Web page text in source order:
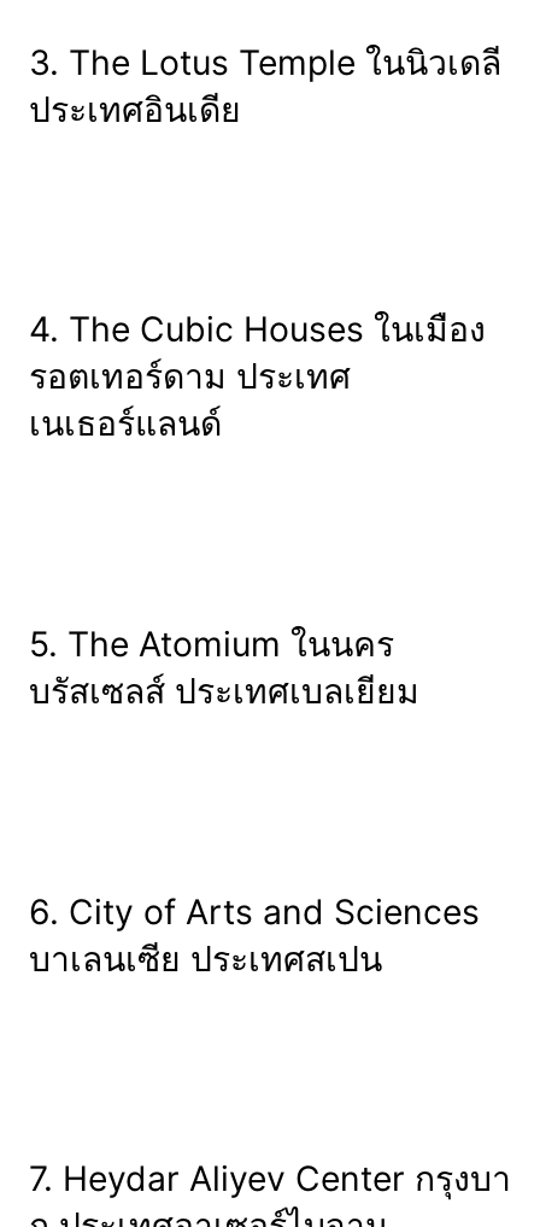
3. The Lotus Temple ในนิวเดลี
ประเทศอินเดีย
4. The Cubic Houses ในเมือง
รอตเทอร์ดาม ประเทศ
เนเธอร์แลนด์
5. The Atomium ในนคร
บรัสเซลส์ ประเทศเบลเยียม
6. City of Arts and Sciences
บาเลนเซีย ประเทศสเปน
7. Heydar Aliyev Center กรุงบา